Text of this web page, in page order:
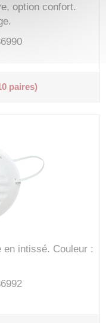
option confort.
paires)
en intissé. Couleur :